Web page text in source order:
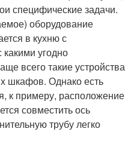
специфические задачи.
оборудование
в кухню с
угодно
всего такие устройства
шкафов. Однако есть
к примеру, расположение
совместить ось
трубу легко